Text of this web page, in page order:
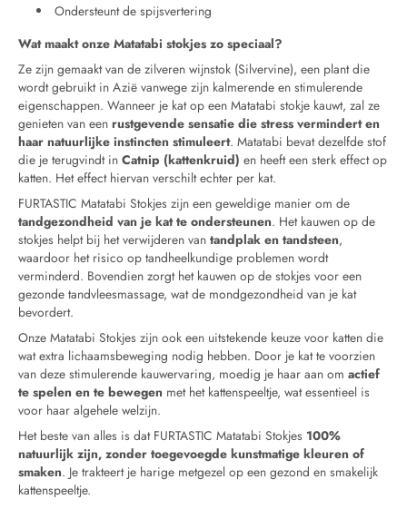
Ondersteunt de spijsvertering
Wat maakt onze Matatabi stokjes zo speciaal?
Ze zijn gemaakt van de zilveren wijnstok (Silvervine), een plant die
wordt gebruikt in Azië vanwege zijn kalmerende en stimulerende
eigenschappen. Wanneer je kat op een Matatabi stokje kauwt, zal ze
genieten van een rustgevende sensatie die stress vermindert en
haar natuurlijke instincten stimuleert. Matatabi bevat dezelfde stof
die je terugvindt in Catnip (kattenkruid) en heeft een sterk effect op
katten. Het effect hiervan verschilt echter per kat.
FURTASTIC Matatabi Stokjes zijn een geweldige manier om de
tandgezondheid van je kat te ondersteunen. Het kauwen op de
stokjes helpt bij het verwijderen van tandplak en tandsteen,
waardoor het risico op tandheelkundige problemen wordt
verminderd. Bovendien zorgt het kauwen op de stokjes voor een
gezonde tandvleesmassage, wat de mondgezondheid van je kat
bevordert.
Onze Matatabi Stokjes zijn ook een uitstekende keuze voor katten die
wat extra lichaamsbeweging nodig hebben. Door je kat te voorzien
van deze stimulerende kauwervaring, moedig je haar aan om actief
te spelen en te bewegen met het kattenspeeltje, wat essentieel is
voor haar algehele welzijn.
Het beste van alles is dat FURTASTIC Matatabi Stokjes 100%
natuurlijk zijn, zonder toegevoegde kunstmatige kleuren of
smaken. Je trakteert je harige metgezel op een gezond en smakelijk
kattenspeeltje.